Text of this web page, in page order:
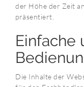
der Höhe der Zeit
präsentiert.
Einfache
Die Inhalte der